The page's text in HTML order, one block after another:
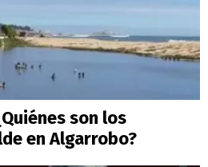
son los
en Algarrobo?